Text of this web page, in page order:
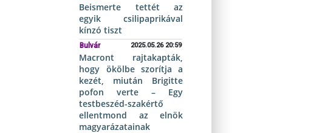
Beismerte tettét az
egyik csilipaprikával
kínzó tiszt
Bulvár 2025.05.26 20:59
Macront rajtakapták,
hogy ökölbe szorítja a
kezét, miután Brigitte
pofon verte – Egy
testbeszéd-szakértő
ellentmond az elnök
magyarázatainak